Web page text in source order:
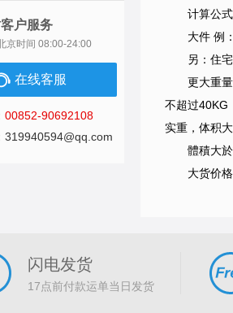
户服务
京时间 08:00-24:00
在线客服
00852-90692108
319940594@qq.com
计算公
大件 例
另：住
更大重
不超过40KG
实重，体积
體積大
大货价
闪电发货
17点前付款运单当日发货